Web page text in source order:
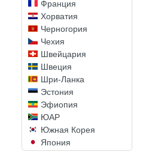
Франция
Хорватия
Черногория
Чехия
Швейцария
Швеция
Шри-Ланка
Эстония
Эфиопия
ЮАР
Южная Корея
Япония